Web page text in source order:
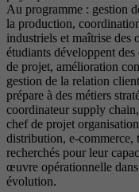
Au programme : gestion
la production,
industriels et maîtrise des
étudiants développent
de projet, amélioration
gestion de la relation
prépare à des métiers
coordinateur supply
chef de projet
distribution, e-commerce,
recherchés pour leur
œuvre opérationnelle
évolution.